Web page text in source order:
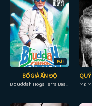
Full
BỐ GIÀ ẤN ĐỘ
Bbuddah Hoga Terra Baap (2011)